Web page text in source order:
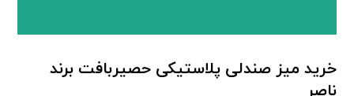
خرید میز صندلی پلاستیکی حصیربافت برند
ناصر